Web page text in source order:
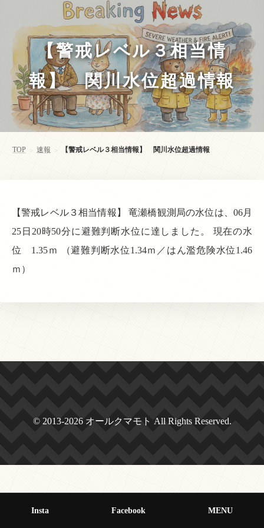
【警戒レベル３相当情
報】 関川水位超過情報
TOP > 速報 > 【警戒レベル３相当情報】 関川水位超過情報
【警戒レベル３相当情報】 竜瀬橋観測局の水位は、06月
25日20時50分に避難判断水位に達しました。 現在の水
位 1.35ｍ （避難判断水位1.34ｍ／はん濫危険水位1.46
ｍ）
© 2013-2026 オールクマモト All Rights Reserved.
Insta Facebook MENU